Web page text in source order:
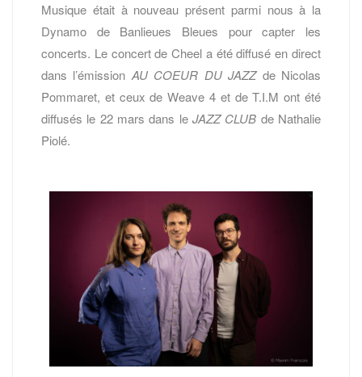
Musique était à nouveau présent parmi nous à la
Dynamo de Banlieues Bleues pour capter les
concerts. Le concert de Cheel a été diffusé en direct
dans l’émission AU COEUR DU JAZZde Nicolas
Pommaret, et ceux de Weave 4 et de T.I.M ont été
diffusés le 22 mars dans le JAZZ CLUB de Nathalie
Piolé.